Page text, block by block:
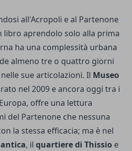
all'Acropoli e al Partenone
libro aprendolo solo alla prima
ha una complessità urbana
almeno tre o quattro giorni
sue articolazioni. Il Museo
nel 2009 e ancora oggi tra i
offre una lettura
del Partenone che nessuna
la stessa efficacia; ma è nel
, il quartiere di Thissio e